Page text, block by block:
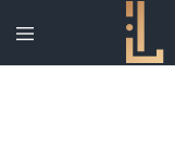
Lacrô